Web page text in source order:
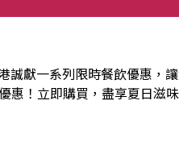
獻一系列限時餐飲優惠，
惠！立即購買，盡享夏日滋味